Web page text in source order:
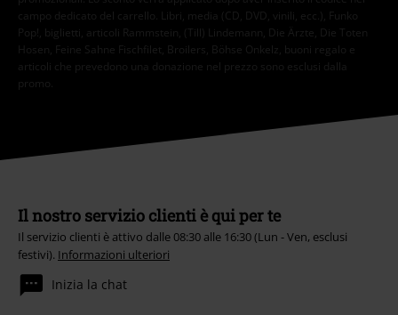
campo dedicato del carrello. Libri, media (CD, DVD, vinili, ecc.), Funko
Pop!, biglietti, articoli Rammstein, (Till) Lindemann, Die Ärzte, Die Toten
Hosen, Feine Sahne Fischfilet, Broilers, Böhse Onkelz, buoni regalo e
articoli che prevedono una donazione nel prezzo sono esclusi dalla
promo.
Il nostro servizio clienti è qui per te
Il servizio clienti è attivo dalle 08:30 alle 16:30 (Lun - Ven, esclusi
festivi). Informazioni ulteriori
Inizia la chat